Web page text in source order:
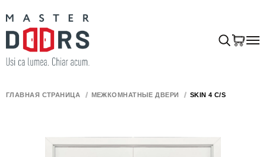
ГЛАВНАЯ СТРАНИЦА МЕЖКОМНАТНЫЕ ДВЕРИ SKIN 4 C/S